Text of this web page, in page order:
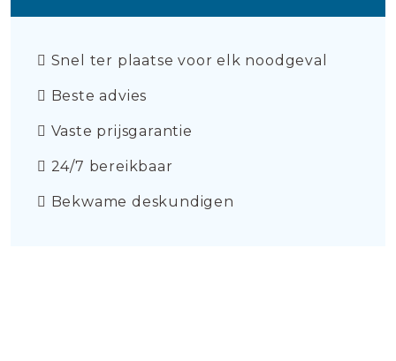
Snel ter plaatse voor elk noodgeval
Beste advies
Vaste prijsgarantie
24/7 bereikbaar
Bekwame deskundigen